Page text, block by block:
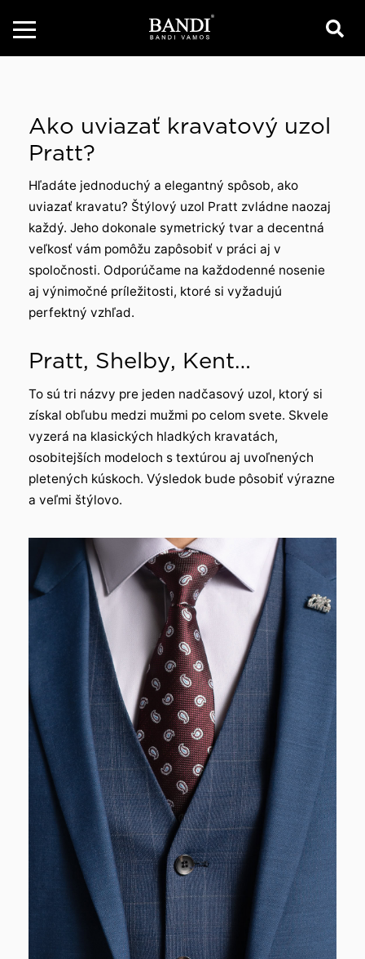
Ako uviazať kravatový uzol
Pratt?
Hľadáte jednoduchý a elegantný spôsob, ako
uviazať kravatu? Štýlový uzol Pratt zvládne naozaj
každý. Jeho dokonale symetrický tvar a decentná
veľkosť vám pomôžu zapôsobiť v práci aj v
spoločnosti. Odporúčame na každodenné nosenie
aj výnimočné príležitosti, ktoré si vyžadujú
perfektný vzhľad.
Pratt, Shelby, Kent…
To sú tri názvy pre jeden nadčasový uzol, ktorý si
získal obľubu medzi mužmi po celom svete. Skvele
vyzerá na klasických hladkých kravatách,
osobitejších modeloch s textúrou aj uvoľnených
pletených kúskoch. Výsledok bude pôsobiť výrazne
a veľmi štýlovo.